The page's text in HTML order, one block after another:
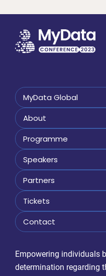
MyData Global
About
Programme
Speakers
Partners
Tickets
Contact
Empowering individuals
determination regarding